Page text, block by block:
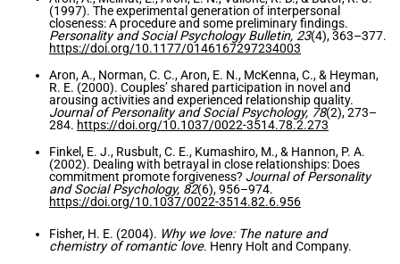
(1997). The experimental generation of interpersonal
closeness: A procedure and some preliminary findings.
Personality and Social Psychology Bulletin, 23(4), 363–377.
https://doi.org/10.1177/0146167297234003
Aron, A., Norman, C. C., Aron, E. N., McKenna, C., & Heyman,
R. E. (2000). Couples’ shared participation in novel and
arousing activities and experienced relationship quality.
Journal of Personality and Social Psychology, 78(2), 273–
284. https://doi.org/10.1037/0022-3514.78.2.273
Finkel, E. J., Rusbult, C. E., Kumashiro, M., & Hannon, P. A.
(2002). Dealing with betrayal in close relationships: Does
commitment promote forgiveness? Journal of Personality
and Social Psychology, 82(6), 956–974.
https://doi.org/10.1037/0022-3514.82.6.956
Fisher, H. E. (2004). Why we love: The nature and
chemistry of romantic love. Henry Holt and Company.